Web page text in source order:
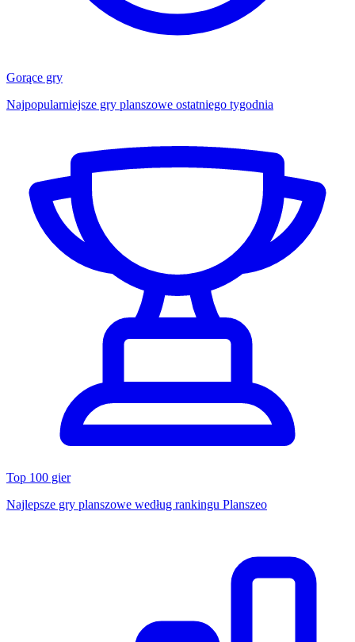
Gorące gry
Najpopularniejsze gry planszowe ostatniego tygodnia
Top 100 gier
Najlepsze gry planszowe według rankingu Planszeo